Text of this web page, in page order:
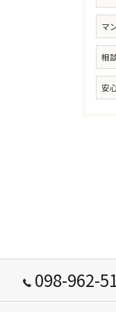
マ
相
安
098-962-